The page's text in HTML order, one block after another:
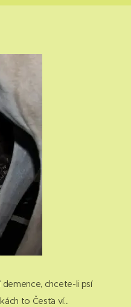
chcete-li psí
to Česťa ví...